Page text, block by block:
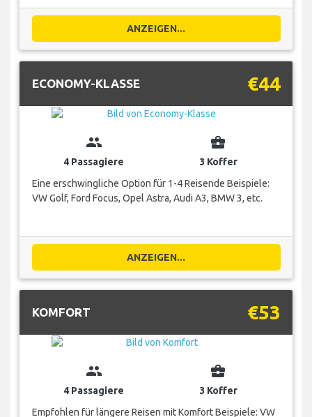
ANZEIGEN...
ECONOMY-KLASSE €44
group
4 Passagiere
business_center
3 Koffer
Eine erschwingliche Option für 1-4 Reisende Beispiele:
VW Golf, Ford Focus, Opel Astra, Audi A3, BMW 3, etc.
ANZEIGEN...
KOMFORT €53
group
4 Passagiere
business_center
3 Koffer
Empfohlen für längere Reisen mit Komfort Beispiele: VW